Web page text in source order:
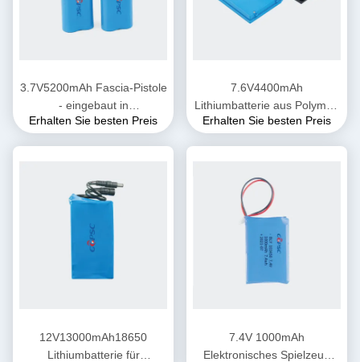
3.7V5200mAh Fascia-Pistole
- eingebaut in
Lithiumbatterie
Erhalten Sie besten Preis
7.6V4400mAh
Lithiumbatterie aus Polymer,
die aus dem POS-Gerät
Erhalten Sie besten Preis
12V13000mAh18650
Lithiumbatterie für
7.4V 1000mAh
Elektronisches Spielzeug